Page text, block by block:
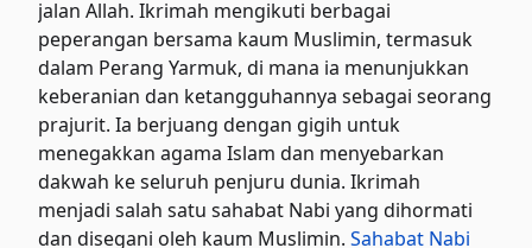
jalan Allah. Ikrimah mengikuti berbagai
peperangan bersama kaum Muslimin, termasuk
dalam Perang Yarmuk, di mana ia menunjukkan
keberanian dan ketangguhannya sebagai seorang
prajurit. Ia berjuang dengan gigih untuk
menegakkan agama Islam dan menyebarkan
dakwah ke seluruh penjuru dunia. Ikrimah
menjadi salah satu sahabat Nabi yang dihormati
dan disegani oleh kaum Muslimin.Sahabat Nabi